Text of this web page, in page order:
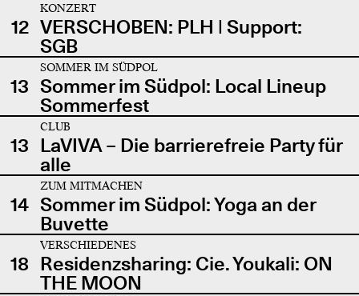
12
KONZERT
VERSCHOBEN: PLH | Support:
SGB
13
SOMMER IM SÜDPOL
Sommer im Südpol: Local Lineup
Sommerfest
13
CLUB
LaVIVA – Die barrierefreie Party für
alle
14
ZUM MITMACHEN
Sommer im Südpol: Yoga an der
Buvette
18
VERSCHIEDENES
Residenzsharing: Cie. Youkali: ON
THE MOON